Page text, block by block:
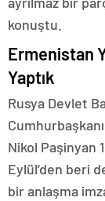
konuştu.
Ermenistan
Yaptık
Rusya Devlet
Nikol Paşinyan
Eylül’den beri
bir anlaşma